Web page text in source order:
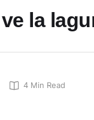
la
4 Min Read